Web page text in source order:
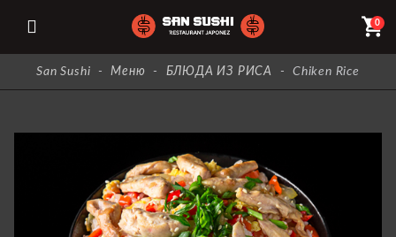
0
shopping_cart
San Sushi - Меню - БЛЮДА ИЗ РИСА - Chiken Rice